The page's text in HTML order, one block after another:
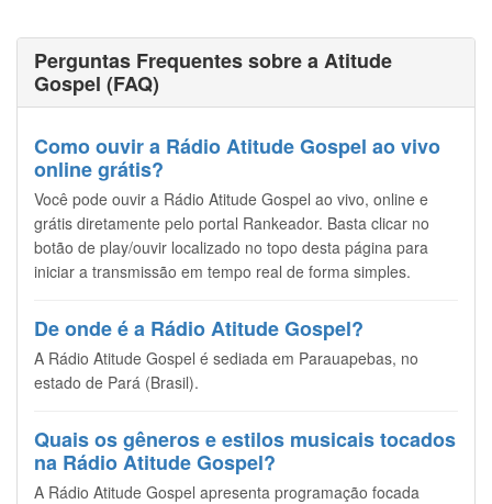
Perguntas Frequentes sobre a Atitude
Gospel (FAQ)
Como ouvir a Rádio Atitude Gospel ao vivo
online grátis?
Você pode ouvir a Rádio Atitude Gospel ao vivo, online e
grátis diretamente pelo portal Rankeador. Basta clicar no
botão de play/ouvir localizado no topo desta página para
iniciar a transmissão em tempo real de forma simples.
De onde é a Rádio Atitude Gospel?
A Rádio Atitude Gospel é sediada em Parauapebas, no
estado de Pará (Brasil).
Quais os gêneros e estilos musicais tocados
na Rádio Atitude Gospel?
A Rádio Atitude Gospel apresenta programação focada